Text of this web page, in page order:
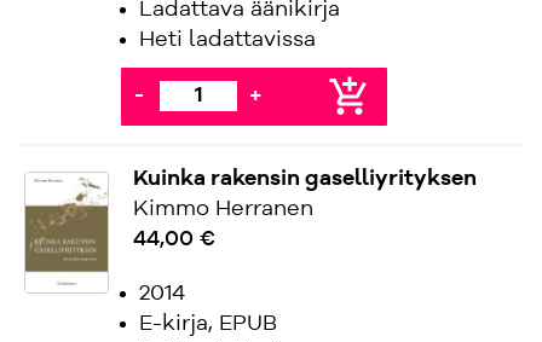
Ladattava äänikirja
Heti ladattavissa
- + add_shopping_cart
Kuinka rakensin gaselliyrityksen
Kimmo Herranen
44,00 €
2014
E-kirja, EPUB